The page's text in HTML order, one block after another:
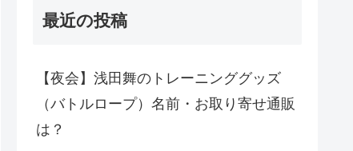
最近の投稿
【夜会】浅田舞のトレーニンググッズ
（バトルロープ）名前・お取り寄せ通販
は？